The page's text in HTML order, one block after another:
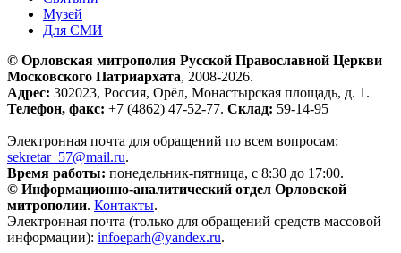
Музей
Для СМИ
© Орловская митрополия Русской Православной Церкви
Московского Патриархата, 2008-2026.
Адрес: 302023, Россия, Орёл, Монастырская площадь, д. 1.
Телефон, факс: +7 (4862) 47-52-77. Склад: 59-14-95
Электронная почта для обращений по всем вопросам:
sekretar_57@mail.ru.
Время работы: понедельник-пятница, с 8:30 до 17:00.
© Информационно-аналитический отдел Орловской
митрополии. Контакты.
Электронная почта (только для обращений средств массовой
информации): infoeparh@yandex.ru.